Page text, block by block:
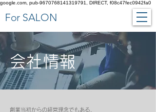
google.com, pub-9670768141319791, DIRECT, f08c47fec0942fa0
​For SALON
​会社情報
創業当初からの経営理念でもある、